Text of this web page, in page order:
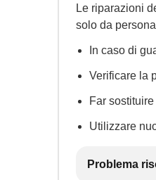
Le riparazioni
solo da
In caso di
Verificare la
Far
Utilizzare
Problema